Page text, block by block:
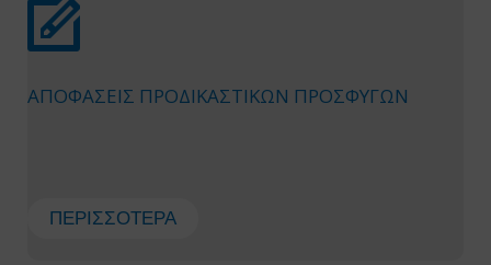
ΑΠΟΦΑΣΕΙΣ ΠΡΟΔΙΚΑΣΤΙΚΩΝ ΠΡΟΣΦΥΓΩΝ
ΠΕΡΙΣΣΌΤΕΡΑ